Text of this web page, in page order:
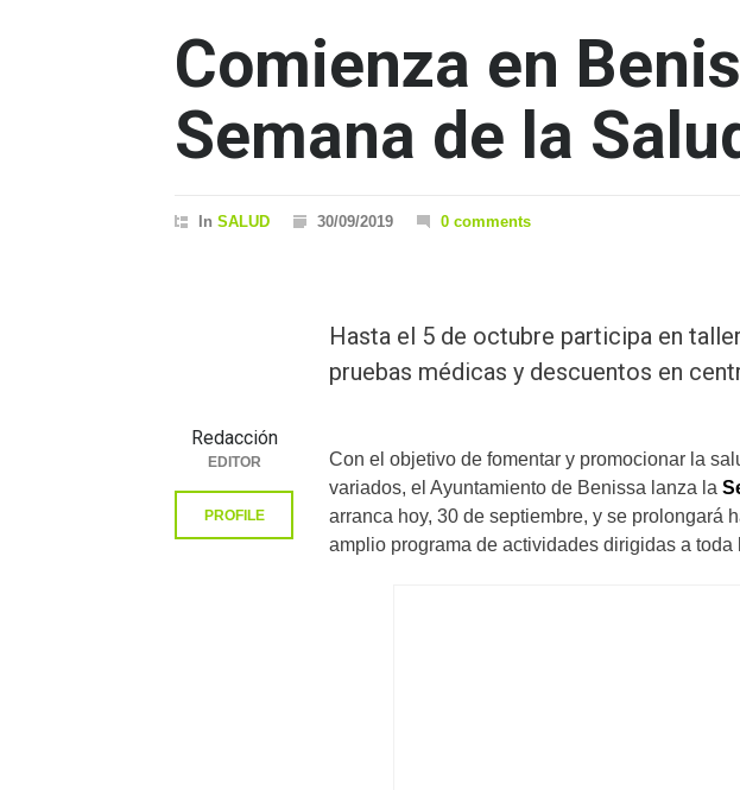
Comienza en
Semana de la
In SALUD 30/09/2019 0 comments
Hasta el 5 de octubre participa en
pruebas médicas y descuentos en
Con el objetivo de fomentar y promocionar la
variados, el Ayuntamiento de Benissa lanza la
arranca hoy, 30 de septiembre, y se prolongará
amplio programa de actividades dirigidas a toda
Redacción
EDITOR
PROFILE